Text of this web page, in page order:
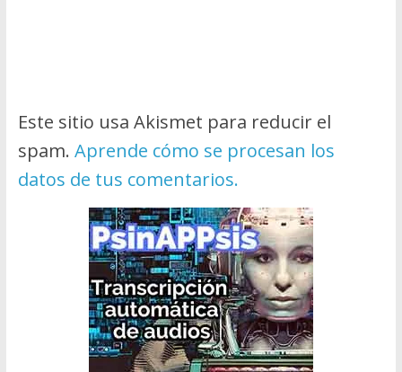
Este sitio usa Akismet para reducir el
spam. Aprende cómo se procesan los
datos de tus comentarios.